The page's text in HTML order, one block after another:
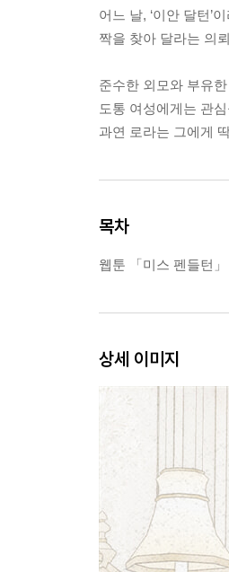
어느 날, ‘이안 달턴’
짝을 찾아 달라는 의
준수한 외모와 부유
도통 여성에게는 관
과연 로라는 그에게
목차
웹툰 「미스 펜들턴
상세 이미지